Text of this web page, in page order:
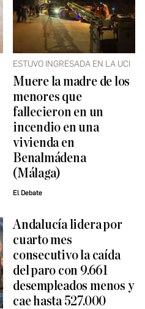
ESTUVO INGRESADA EN LA UCI
Muere la madre de los
menores que
fallecieron en un
incendio en una
vivienda en
Benalmádena
(Málaga)
El Debate
Andalucía lidera por
cuarto mes
consecutivo la caída
del paro con 9.661
desempleados menos y
cae hasta 527.000